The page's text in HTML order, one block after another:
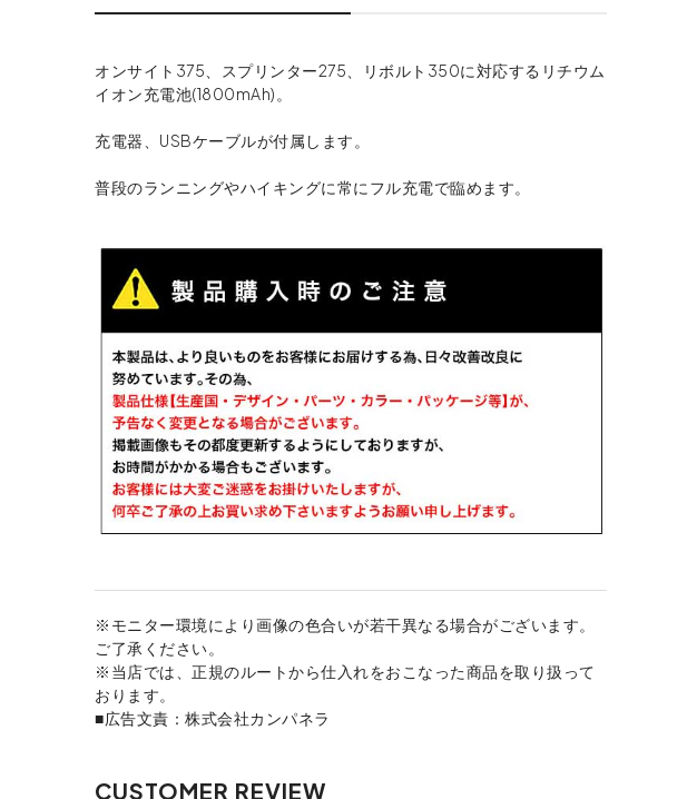
オンサイト375、スプリンター275、リボルト350に対応するリチウム
イオン充電池(1800mAh)。
充電器、USBケーブルが付属します。
普段のランニングやハイキングに常にフル充電で臨めます。
※モニター環境により画像の色合いが若干異なる場合がございます。
ご了承ください。
※当店では、正規のルートから仕入れをおこなった商品を取り扱って
おります。
■広告文責：株式会社カンパネラ